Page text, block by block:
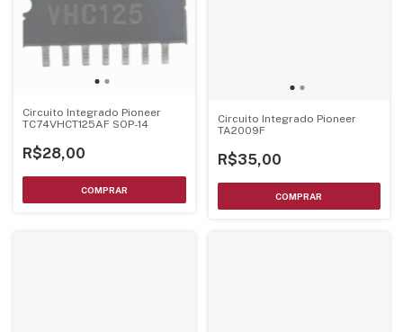
Circuito Integrado Pioneer
TC74VHCT125AF SOP-14
R$28,00
Circuito Integrado Pioneer
TA2009F
R$35,00